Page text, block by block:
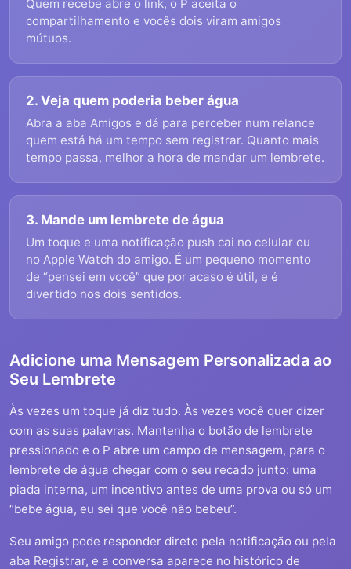
Quem recebe abre o link, o P aceita o
compartilhamento e vocês dois viram amigos
mútuos.
2. Veja quem poderia beber água
Abra a aba Amigos e dá para perceber num relance
quem está há um tempo sem registrar. Quanto mais
tempo passa, melhor a hora de mandar um lembrete.
3. Mande um lembrete de água
Um toque e uma notificação push cai no celular ou
no Apple Watch do amigo. É um pequeno momento
de “pensei em você” que por acaso é útil, e é
divertido nos dois sentidos.
Adicione uma Mensagem Personalizada ao
Seu Lembrete
Às vezes um toque já diz tudo. Às vezes você quer dizer
com as suas palavras. Mantenha o botão de lembrete
pressionado e o P abre um campo de mensagem, para o
lembrete de água chegar com o seu recado junto: uma
piada interna, um incentivo antes de uma prova ou só um
“bebe água, eu sei que você não bebeu”.
Seu amigo pode responder direto pela notificação ou pela
aba Registrar, e a conversa aparece no histórico de